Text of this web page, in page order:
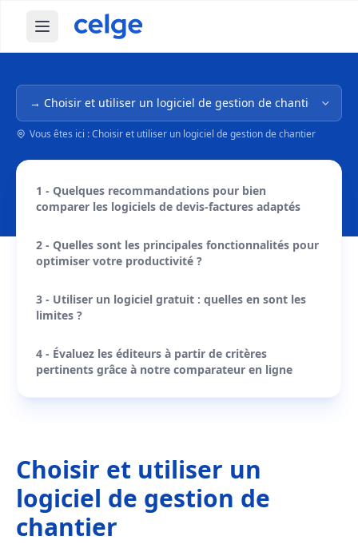
Ouvrir le menu principal
Navigation dans l'arborescence
Vous êtes ici : Choisir et utiliser un logiciel de gestion de chantier
1 - Quelques recommandations pour bien
comparer les logiciels de devis-factures adaptés
2 - Quelles sont les principales fonctionnalités pour
optimiser votre productivité ?
3 - Utiliser un logiciel gratuit : quelles en sont les
limites ?
4 - Évaluez les éditeurs à partir de critères
pertinents grâce à notre comparateur en ligne
Choisir et utiliser un
logiciel de gestion de
chantier